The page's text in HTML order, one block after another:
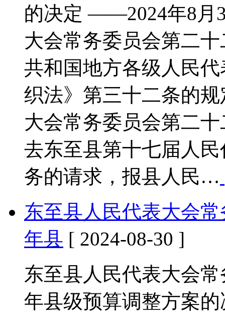
的决定 ——2024年8月
大会常务委员会第二
共和国地方各级人民
织法》第三十二条的
大会常务委员会第二
去东至县第十七届人
务的请求，报县人民…
东至县人民代表大会
年县 [ 2024-08-30 ]
东至县人民代表大会
年县级预算调整方案